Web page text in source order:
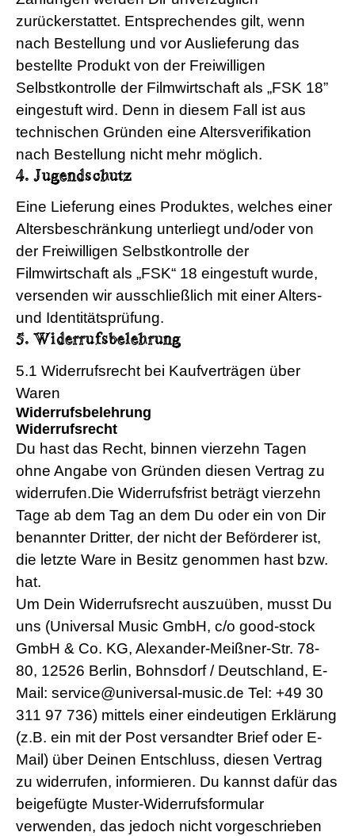
zurückerstattet. Entsprechendes gilt, wenn
nach Bestellung und vor Auslieferung das
bestellte Produkt von der Freiwilligen
Selbstkontrolle der Filmwirtschaft als „FSK 18”
eingestuft wird. Denn in diesem Fall ist aus
technischen Gründen eine Altersverifikation
nach Bestellung nicht mehr möglich.
4. Jugendschutz
Eine Lieferung eines Produktes, welches einer
Altersbeschränkung unterliegt und/oder von
der Freiwilligen Selbstkontrolle der
Filmwirtschaft als „FSK“ 18 eingestuft wurde,
versenden wir ausschließlich mit einer Alters-
und Identitätsprüfung.
5. Widerrufsbelehrung
5.1 Widerrufsrecht bei Kaufverträgen über
Waren
Widerrufsbelehrung
Widerrufsrecht
Du hast das Recht, binnen vierzehn Tagen
ohne Angabe von Gründen diesen Vertrag zu
widerrufen.Die Widerrufsfrist beträgt vierzehn
Tage ab dem Tag an dem Du oder ein von Dir
benannter Dritter, der nicht der Beförderer ist,
die letzte Ware in Besitz genommen hast bzw.
hat.
Um Dein Widerrufsrecht auszuüben, musst Du
uns (Universal Music GmbH, c/o good-stock
GmbH & Co. KG, Alexander-Meißner-Str. 78-
80, 12526 Berlin, Bohnsdorf / Deutschland, E-
Mail: service@universal-music.de Tel: +49 30
311 97 736) mittels einer eindeutigen Erklärung
(z.B. ein mit der Post versandter Brief oder E-
Mail) über Deinen Entschluss, diesen Vertrag
zu widerrufen, informieren. Du kannst dafür das
beigefügte Muster-Widerrufsformular
verwenden, das jedoch nicht vorgeschrieben